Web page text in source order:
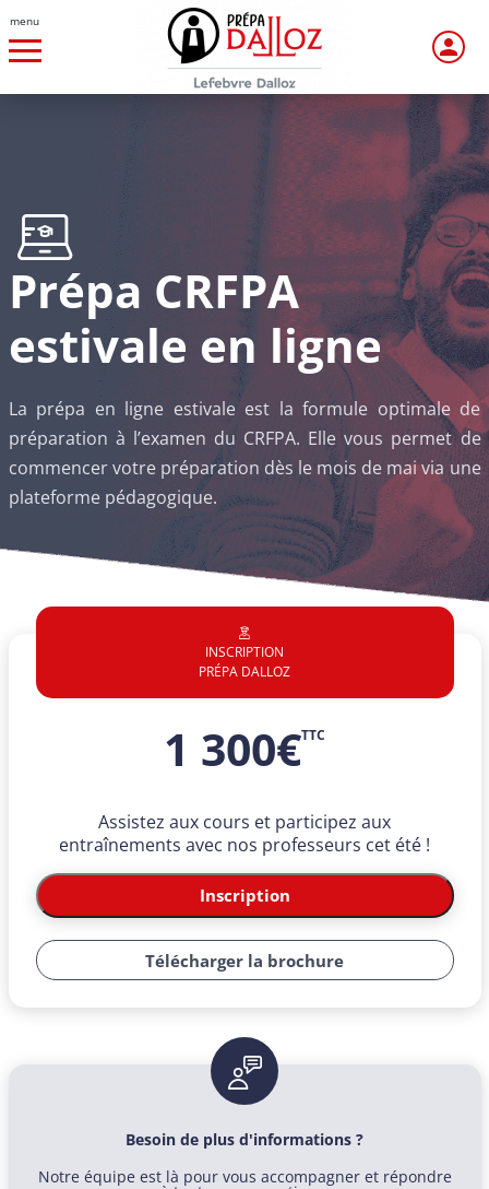
menu
Prépa CRFPA
estivale en ligne
La prépa en ligne estivale est la formule optimale de
préparation à l’examen du CRFPA. Elle vous permet de
commencer votre préparation dès le mois de mai via une
plateforme pédagogique.
INSCRIPTION
PRÉPA DALLOZ
1 300€TTC
Assistez aux cours et participez aux
entraînements avec nos professeurs cet été !
quantité
de
Prépa
CRFPA
estivale
en
ligne
Inscription
Télécharger la brochure
Besoin de plus d'informations ?
Notre équipe est là pour vous accompagner et répondre